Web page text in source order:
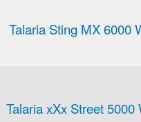
Talaria Sting MX 6000
Talaria xXx Street 5000